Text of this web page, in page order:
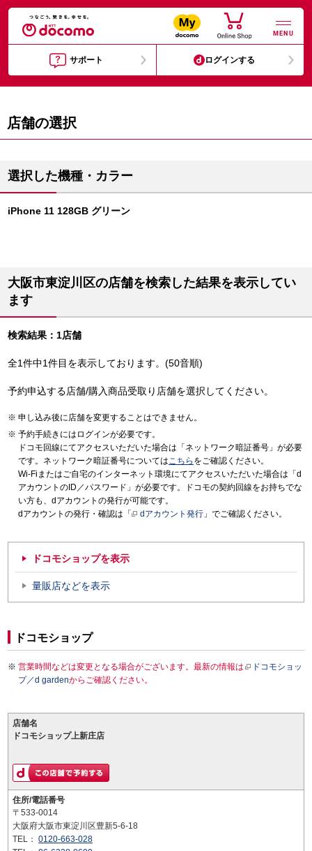
MENU
サポート ログインする
店舗の選択
選択した機種・カラー
iPhone 11 128GB グリーン
大阪市東淀川区の店舗を検索した結果を表示してい
ます
検索結果：1店舗
全1件中1件目を表示しております。(50音順)
予約申込する店舗/購入商品受取り店舗を選択してください。
申し込み後に店舗を変更することはできません。
予約手続きにはログインが必要です。
ドコモ回線にてアクセスいただいた場合は「ネットワーク暗証番号」が必要
です。ネットワーク暗証番号についてはこちら をご確認ください。
Wi-Fiまたはご自宅のインターネット環境にてアクセスいただいた場合は「d
アカウントのID／パスワード」が必要です。ドコモの契約回線をお持ちでな
い方も、dアカウントの発行が可能です。
dアカウントの発行・確認は「
dアカウント発行 」でご確認ください。
ドコモショップを表示
量販店などを表示
ドコモショップ
営業時間などは変更となる場合がございます。最新の情報は
ドコモショッ
プ／d gardenからご確認ください。
店舗名
ドコモショップ上新庄店
住所/電話番号
〒533-0014
大阪府大阪市東淀川区豊新5-6-18
TEL： 0120-663-028